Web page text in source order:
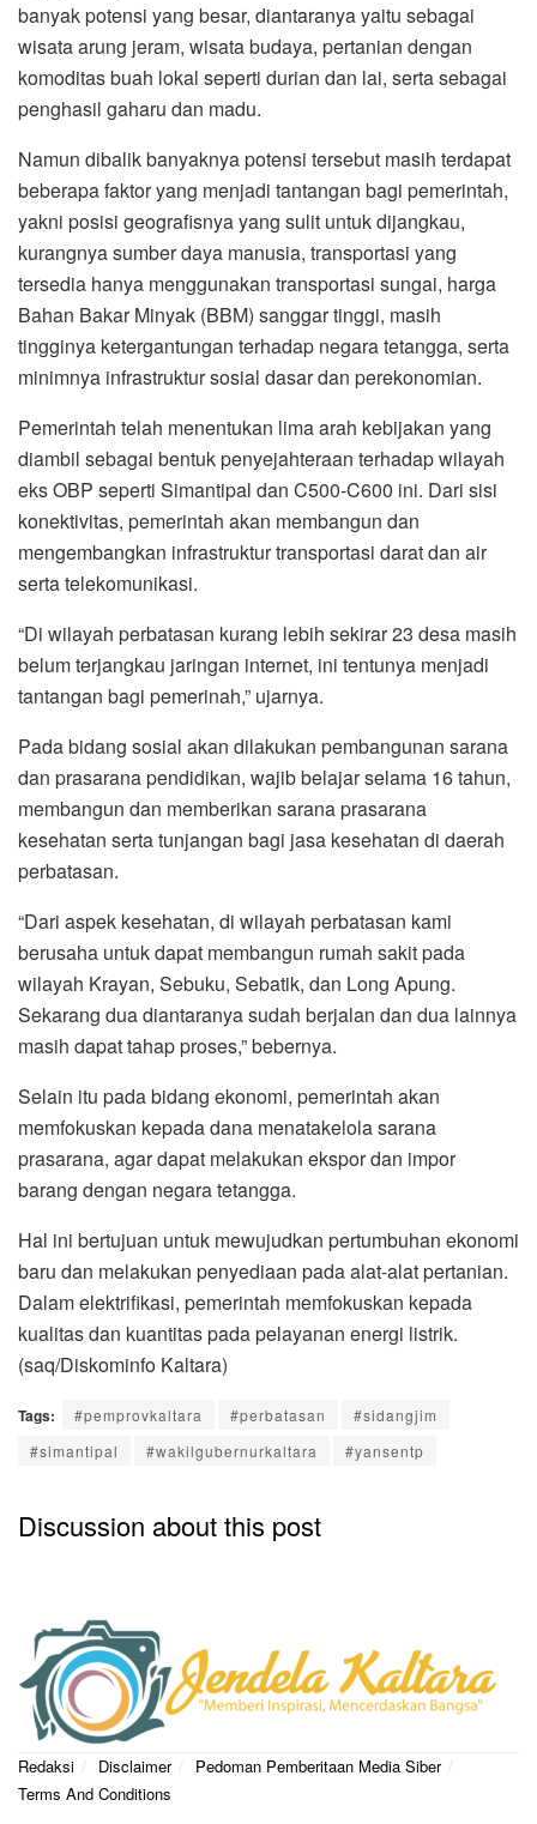
banyak potensi yang besar, diantaranya yaitu sebagai
wisata arung jeram, wisata budaya, pertanian dengan
komoditas buah lokal seperti durian dan lai, serta sebagai
penghasil gaharu dan madu.
Namun dibalik banyaknya potensi tersebut masih terdapat
beberapa faktor yang menjadi tantangan bagi pemerintah,
yakni posisi geografisnya yang sulit untuk dijangkau,
kurangnya sumber daya manusia, transportasi yang
tersedia hanya menggunakan transportasi sungai, harga
Bahan Bakar Minyak (BBM) sanggar tinggi, masih
tingginya ketergantungan terhadap negara tetangga, serta
minimnya infrastruktur sosial dasar dan perekonomian.
Pemerintah telah menentukan lima arah kebijakan yang
diambil sebagai bentuk penyejahteraan terhadap wilayah
eks OBP seperti Simantipal dan C500-C600 ini. Dari sisi
konektivitas, pemerintah akan membangun dan
mengembangkan infrastruktur transportasi darat dan air
serta telekomunikasi.
“Di wilayah perbatasan kurang lebih sekirar 23 desa masih
belum terjangkau jaringan internet, ini tentunya menjadi
tantangan bagi pemerinah,” ujarnya.
Pada bidang sosial akan dilakukan pembangunan sarana
dan prasarana pendidikan, wajib belajar selama 16 tahun,
membangun dan memberikan sarana prasarana
kesehatan serta tunjangan bagi jasa kesehatan di daerah
perbatasan.
“Dari aspek kesehatan, di wilayah perbatasan kami
berusaha untuk dapat membangun rumah sakit pada
wilayah Krayan, Sebuku, Sebatik, dan Long Apung.
Sekarang dua diantaranya sudah berjalan dan dua lainnya
masih dapat tahap proses,” bebernya.
Selain itu pada bidang ekonomi, pemerintah akan
memfokuskan kepada dana menatakelola sarana
prasarana, agar dapat melakukan ekspor dan impor
barang dengan negara tetangga.
Hal ini bertujuan untuk mewujudkan pertumbuhan ekonomi
baru dan melakukan penyediaan pada alat-alat pertanian.
Dalam elektrifikasi, pemerintah memfokuskan kepada
kualitas dan kuantitas pada pelayanan energi listrik.
(saq/Diskominfo Kaltara)
Tags: #pemprovkaltara #perbatasan
#sidangjim
#simantipal
#wakilgubernurkaltara #yansentp
Discussion about this post
Redaksi Disclaimer
Pedoman Pemberitaan Media Siber
Terms And Conditions